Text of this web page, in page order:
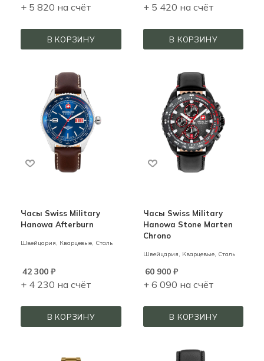
+ 5 820 на счёт
В КОРЗИНУ
+ 5 420 на счёт
В КОРЗИНУ
Часы Swiss Military
Hanowa Afterburn
Швейцария, Кварцевые, Сталь
42 300 ₽
+ 4 230 на счёт
В КОРЗИНУ
Часы Swiss Military
Hanowa Stone Marten
Chrono
Швейцария, Кварцевые, Сталь
60 900₽
+ 6 090 на счёт
В КОРЗИНУ